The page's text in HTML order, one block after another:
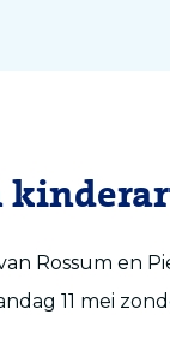
Rossum en
11 mei